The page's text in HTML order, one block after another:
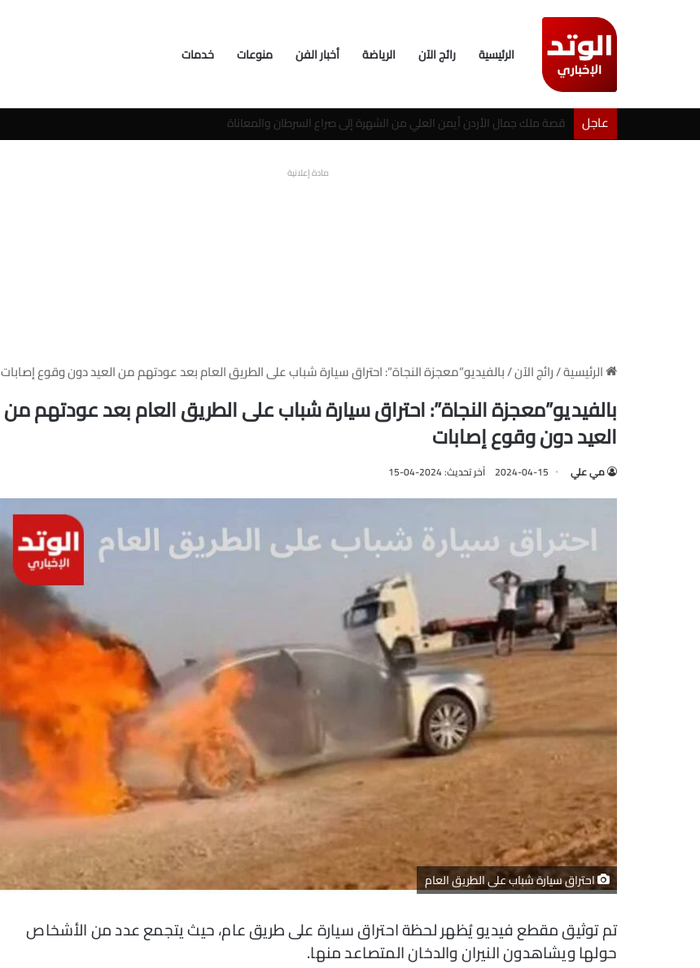
الرئيسية رائج الآن الرياضة أخبار الفن منوعات خدمات
عاجل
خطوبة شيرين بيوتي وأسامة مروة تثير ضجة على السوشيال ميديا
مادة إعلانية
الرئيسية/رائج الآن/بالفيديو”معجزة النجاة”: احتراق سيارة شباب على الطريق العام بعد عودتهم من العيد دون وقوع إصابات
بالفيديو”معجزة النجاة”: احتراق سيارة شباب على الطريق العام بعد عودتهم من
العيد دون وقوع إصابات
مي علي 2024-04-15 آخر تحديث: 2024-04-15
احتراق سيارة شباب على الطريق العام
تم توثيق مقطع فيديو يُظهر لحظة احتراق سيارة على طريق عام، حيث يتجمع عدد من الأشخاص
حولها ويشاهدون النيران والدخان المتصاعد منها.